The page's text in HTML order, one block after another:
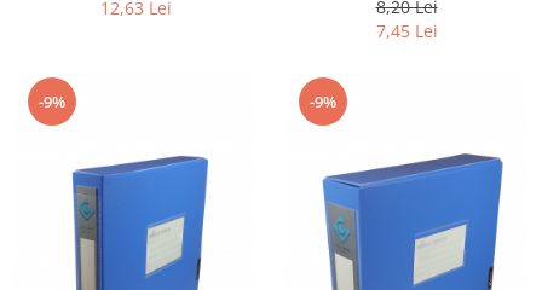
12,63 Lei
8,20 Lei
7,45 Lei
-9% -9%